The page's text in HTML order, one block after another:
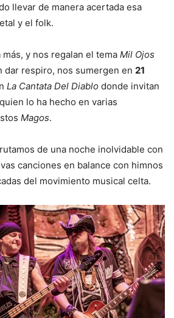
llevar de manera acertada esa
y el folk.
y nos regalan el tema Mil Ojos
dar respiro, nos sumergen en 21
La Cantata Del Diablo donde invitan
lo ha hecho en varias
Magos.
de una noche inolvidable con
canciones en balance con himnos
del movimiento musical celta.